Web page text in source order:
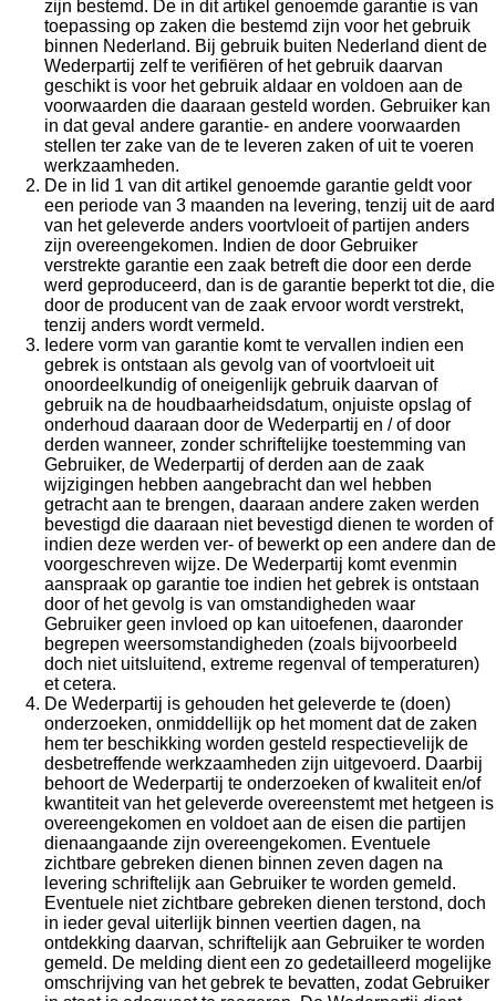
zijn bestemd. De in dit artikel genoemde garantie is van
toepassing op zaken die bestemd zijn voor het gebruik
binnen Nederland. Bij gebruik buiten Nederland dient de
Wederpartij zelf te verifiëren of het gebruik daarvan
geschikt is voor het gebruik aldaar en voldoen aan de
voorwaarden die daaraan gesteld worden. Gebruiker kan
in dat geval andere garantie- en andere voorwaarden
stellen ter zake van de te leveren zaken of uit te voeren
werkzaamheden.
De in lid 1 van dit artikel genoemde garantie geldt voor
een periode van 3 maanden na levering, tenzij uit de aard
van het geleverde anders voortvloeit of partijen anders
zijn overeengekomen. Indien de door Gebruiker
verstrekte garantie een zaak betreft die door een derde
werd geproduceerd, dan is de garantie beperkt tot die, die
door de producent van de zaak ervoor wordt verstrekt,
tenzij anders wordt vermeld.
Iedere vorm van garantie komt te vervallen indien een
gebrek is ontstaan als gevolg van of voortvloeit uit
onoordeelkundig of oneigenlijk gebruik daarvan of
gebruik na de houdbaarheidsdatum, onjuiste opslag of
onderhoud daaraan door de Wederpartij en / of door
derden wanneer, zonder schriftelijke toestemming van
Gebruiker, de Wederpartij of derden aan de zaak
wijzigingen hebben aangebracht dan wel hebben
getracht aan te brengen, daaraan andere zaken werden
bevestigd die daaraan niet bevestigd dienen te worden of
indien deze werden ver- of bewerkt op een andere dan de
voorgeschreven wijze. De Wederpartij komt evenmin
aanspraak op garantie toe indien het gebrek is ontstaan
door of het gevolg is van omstandigheden waar
Gebruiker geen invloed op kan uitoefenen, daaronder
begrepen weersomstandigheden (zoals bijvoorbeeld
doch niet uitsluitend, extreme regenval of temperaturen)
et cetera.
De Wederpartij is gehouden het geleverde te (doen)
onderzoeken, onmiddellijk op het moment dat de zaken
hem ter beschikking worden gesteld respectievelijk de
desbetreffende werkzaamheden zijn uitgevoerd. Daarbij
behoort de Wederpartij te onderzoeken of kwaliteit en/of
kwantiteit van het geleverde overeenstemt met hetgeen is
overeengekomen en voldoet aan de eisen die partijen
dienaangaande zijn overeengekomen. Eventuele
zichtbare gebreken dienen binnen zeven dagen na
levering schriftelijk aan Gebruiker te worden gemeld.
Eventuele niet zichtbare gebreken dienen terstond, doch
in ieder geval uiterlijk binnen veertien dagen, na
ontdekking daarvan, schriftelijk aan Gebruiker te worden
gemeld. De melding dient een zo gedetailleerd mogelijke
omschrijving van het gebrek te bevatten, zodat Gebruiker